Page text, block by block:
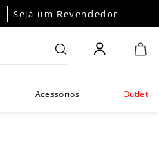
Seja um Revendedor
Acessórios Outlet